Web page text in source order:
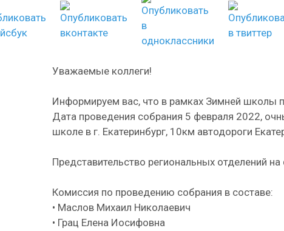
Уважаемые коллеги!
Информируем вас, что в рамках Зимней школы
Дата проведения собрания 5 февраля 2022,
школе в г. Екатеринбург, 10км автодороги
Представительство региональных отделений
Комиссия по проведению собрания в составе:
• Маслов Михаил Николаевич
• Грац Елена Иосифовна